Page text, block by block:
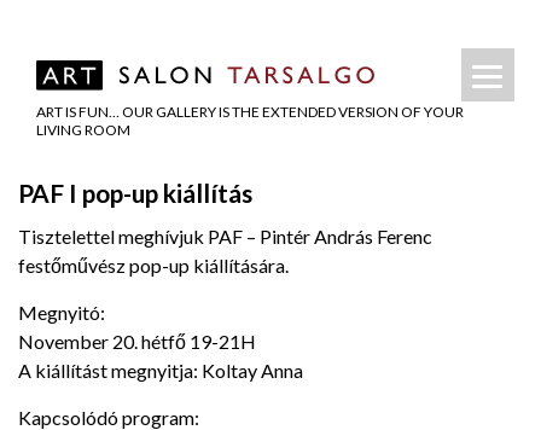
ART IS FUN… OUR GALLERY IS THE EXTENDED VERSION OF YOUR
LIVING ROOM
PAF I pop-up kiállítás
Tisztelettel meghívjuk PAF – Pintér András Ferenc
festőművész pop-up kiállítására.
Megnyitó:
November 20. hétfő 19-21H
A kiállítást megnyitja: Koltay Anna
Kapcsolódó program: